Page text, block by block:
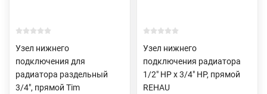
Узел нижнего
подключения для
радиатора раздельный
3/4", прямой Tim
Узел нижнего
подключения радиатора
1/2" НР x 3/4" НР, прямой
REHAU